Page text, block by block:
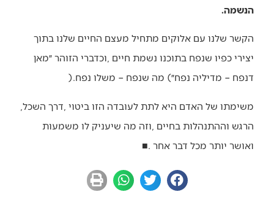
הנשמה‭. ‬
הקשר‭ ‬שלנו‭ ‬עם‭ ‬אלוקים‭ ‬מתחיל‭ ‬מעצם‭ ‬החיים‭ ‬שלנו‭ ‬בתוך‭
‬יצירי‭ ‬כפיו‭ ‬שנפח‭ ‬בתוכנו‭ ‬נשמת‭ ‬חיים‭, ‬וכדברי‭ ‬הזוהר‭ ‬״מאן‭
‬דנפח‭ ‬‮–‬‭ ‬מדיליה‭ ‬נפח״‭ (‬מה‭ ‬שנפח‭ ‬‮–‬‭ ‬משלו‭ ‬נפח‭). ‬
משימתו‭ ‬של‭ ‬האדם‭ ‬היא‭ ‬לתת‭ ‬לעובדה‭ ‬הזו‭ ‬ביטוי‭, ‬דרך‭ ‬השכל‭,
‬ואושר‭ ‬יותר‭ ‬מכל‭ ‬דבר‭ ‬אחר‭. ‬
■